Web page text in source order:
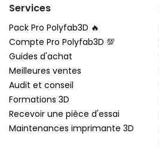
Services
Pack Pro Polyfab3D 🔥
Compte Pro Polyfab3D 💯
Guides d'achat
Meilleures ventes
Audit et conseil
Formations 3D
Recevoir une pièce d'essai
Maintenances imprimante 3D